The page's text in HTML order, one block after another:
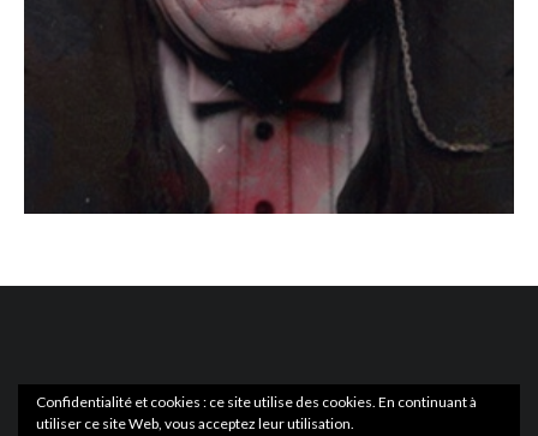
Confidentialité et cookies : ce site utilise des cookies. En continuant à
utiliser ce site Web, vous acceptez leur utilisation.